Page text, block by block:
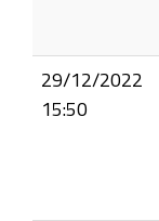
29/12/2022
15:50